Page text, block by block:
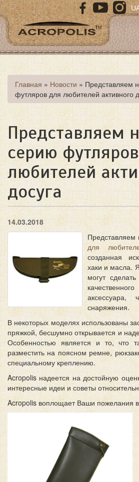
Перейти
к
основному
содержанию
Вы
здесь
Главная » Новости » Представляем
футляров для любителей активного
Представляем
серию
любителей
досуга
14.03.2018
для
созданная
хаки и масла.
могут
снаряжения.
В некоторых моделях использованы
пряжкой, бесшумно открывается и
Особенностью является и то, что
разместить на поясном ремне,
специальному креплению.
Acropolis надеется на достойную
интересные идеи и советы
Acropolis воплощает Ваши пожелания в